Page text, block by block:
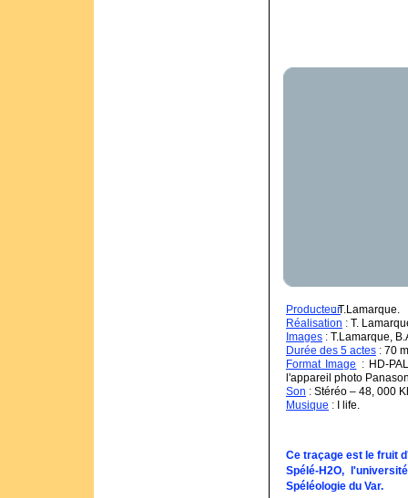
Producteur
: T.Lamarque.
Réalisation : T.
Images : T.Lamarque,
Durée des 5 actes : 70
Format Image : HD-
l'appareil photo
Son : Stéréo – 48, 000
Musique : I life.
Ce traçage est le fruit
Spélé-H2O,
Spéléologie du Var.